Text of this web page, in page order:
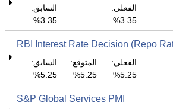
الفعلي:
3.35%
السابق:
3.35%
RBI Interest Rate Decision (Repo
الفعلي:
5.25%
المتوقع:
5.25%
السابق:
5.25%
S&P Global Services PMI